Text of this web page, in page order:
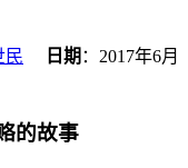
民 日期 ： 2017年6月
的故事